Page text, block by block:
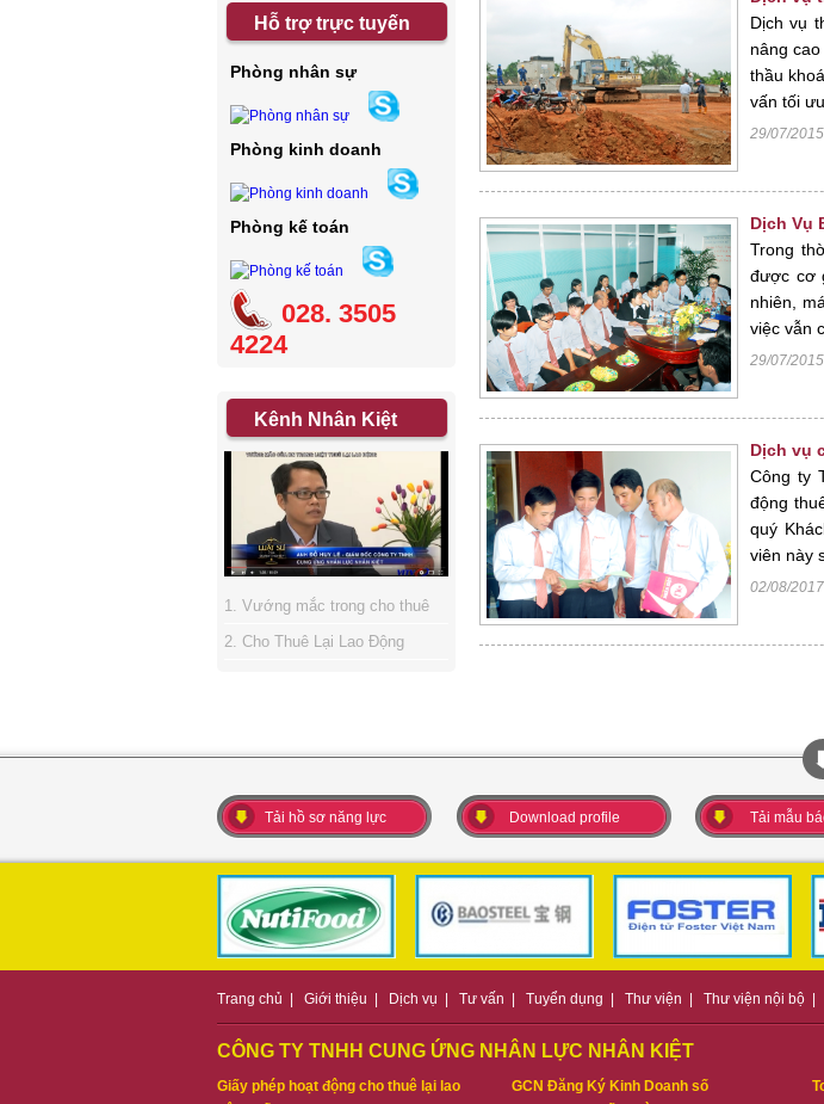
Hỗ trợ trực tuyến
Phòng nhân sự
Phòng kinh doanh
Phòng kế toán
028. 3505
4224
Kênh Nhân Kiệt
1. Vướng mắc trong cho thuê
lại lao động
2. Cho Thuê Lại Lao Động
Dịch vụ
nâng
thầu
vấn tối
29/07/
Dịch Vụ
Trong
được cơ
nhiên,
việc vẫn
29/07/
Dịch vụ
Công ty
động
quý
viên này
02/08/
Tải hồ sơ năng lực Download profile Tải mẫu
Trang chủ Giới thiệu Dịch vụ Tư vấn Tuyển dụng Thư viện Thư viện nội bộ
CÔNG TY TNHH CUNG ỨNG NHÂN LỰC NHÂN KIỆT
Giấy phép hoạt động cho thuê lại lao
GCN Đăng Ký Kinh Doanh số